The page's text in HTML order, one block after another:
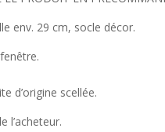
env. 29 cm, socle décor.
d’origine scellée.
l’acheteur.